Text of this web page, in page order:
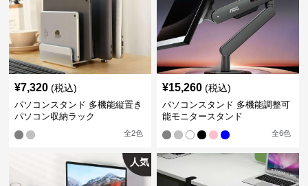
¥7,320 (税込)
パソコンスタンド 多機能縦置き
パソコン収納ラック
全2色
¥15,260 (税込)
パソコンスタンド 多機能調整可
能モニタースタンド
全6色
人気